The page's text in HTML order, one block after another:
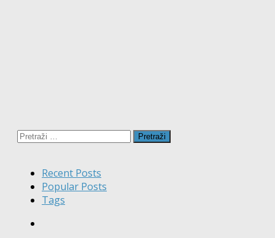
Pretraži:
Recent Posts
Popular Posts
Tags